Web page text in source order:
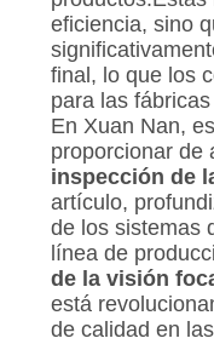
MAPA
DEL
SITIO
PRIVACY
POLICY
eficiencia, sino
final, lo que los
para las
En Xuan Nan,
proporcionar de
inspección de
artículo,
de los sistemas
línea de
de la visión
está
de calidad en